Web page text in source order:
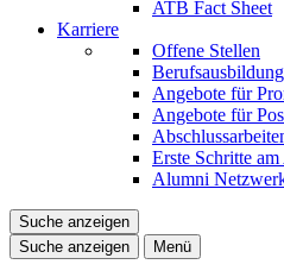
ATB Fact Sheet
Karriere
Offene Stellen
Angebote für
Angebote für
Erste Schritte
Alumni
Suche anzeigen
Suche anzeigen
Menü